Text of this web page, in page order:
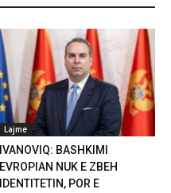
Lajme
IVANOVIQ: BASHKIMI
EVROPIAN NUK E ZBEH
IDENTITETIN, POR E